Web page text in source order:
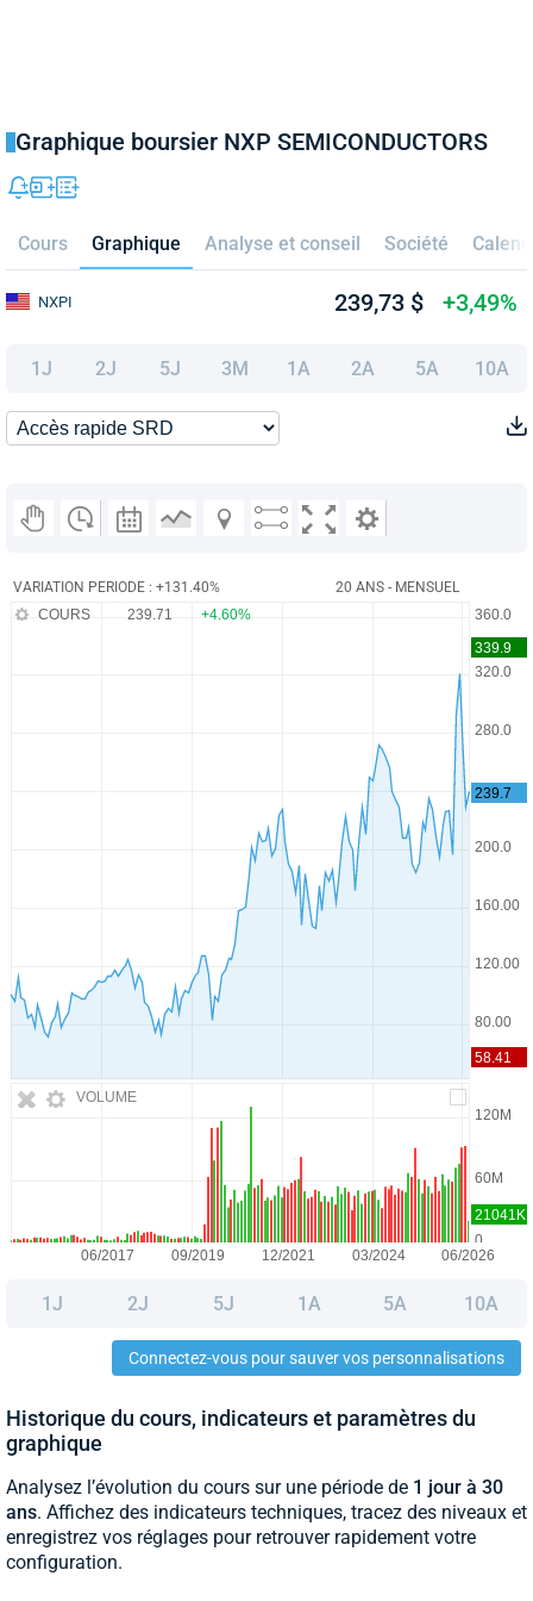
Graphique boursier NXP SEMICONDUCTORS
Cours Graphique Analyse et conseil Société
NXPI 239,73 $ +3,49%
1J 2J 5J 3M 1A 2A 5A 10A
VARIATION PERIODE : +131.40% 20 ANS - MENSUEL
VOLUME
COURS 239.71 +4.60%
1J 2J 5J 1A 5A 10A
Connectez-vous pour sauver vos personnalisations
Historique du cours, indicateurs et paramètres du
graphique
Analysez l’évolution du cours sur une période de 1 jour à 30
ans. Affichez des indicateurs techniques, tracez des niveaux et
enregistrez vos réglages pour retrouver rapidement votre
configuration.